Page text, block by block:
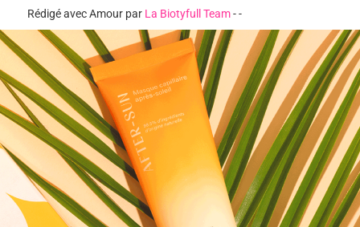
Rédigé avec Amour par La Biotyfull Team--